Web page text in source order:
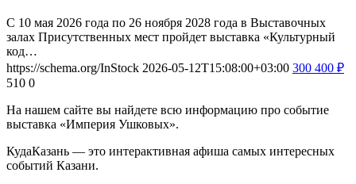
С 10 мая 2026 года по 26 ноября 2028 года в Выставочных
залах Присутственных мест пройдет выставка «Культурный
код…
https://schema.org/InStock 2026-05-12T15:08:00+03:00 300 400 ₽
510 0
На нашем сайте вы найдете всю информацию про событие
выставка «Империя Ушковых».
КудаКазань — это интерактивная афиша самых интересных
событий Казани.